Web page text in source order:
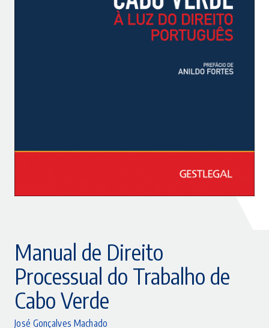
Manual de Direito
Processual do Trabalho de
Cabo Verde
José Gonçalves Machado